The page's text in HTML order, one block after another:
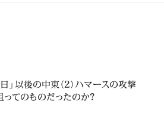
」以後の中東（2）ハマースの攻撃
ってのものだったのか？